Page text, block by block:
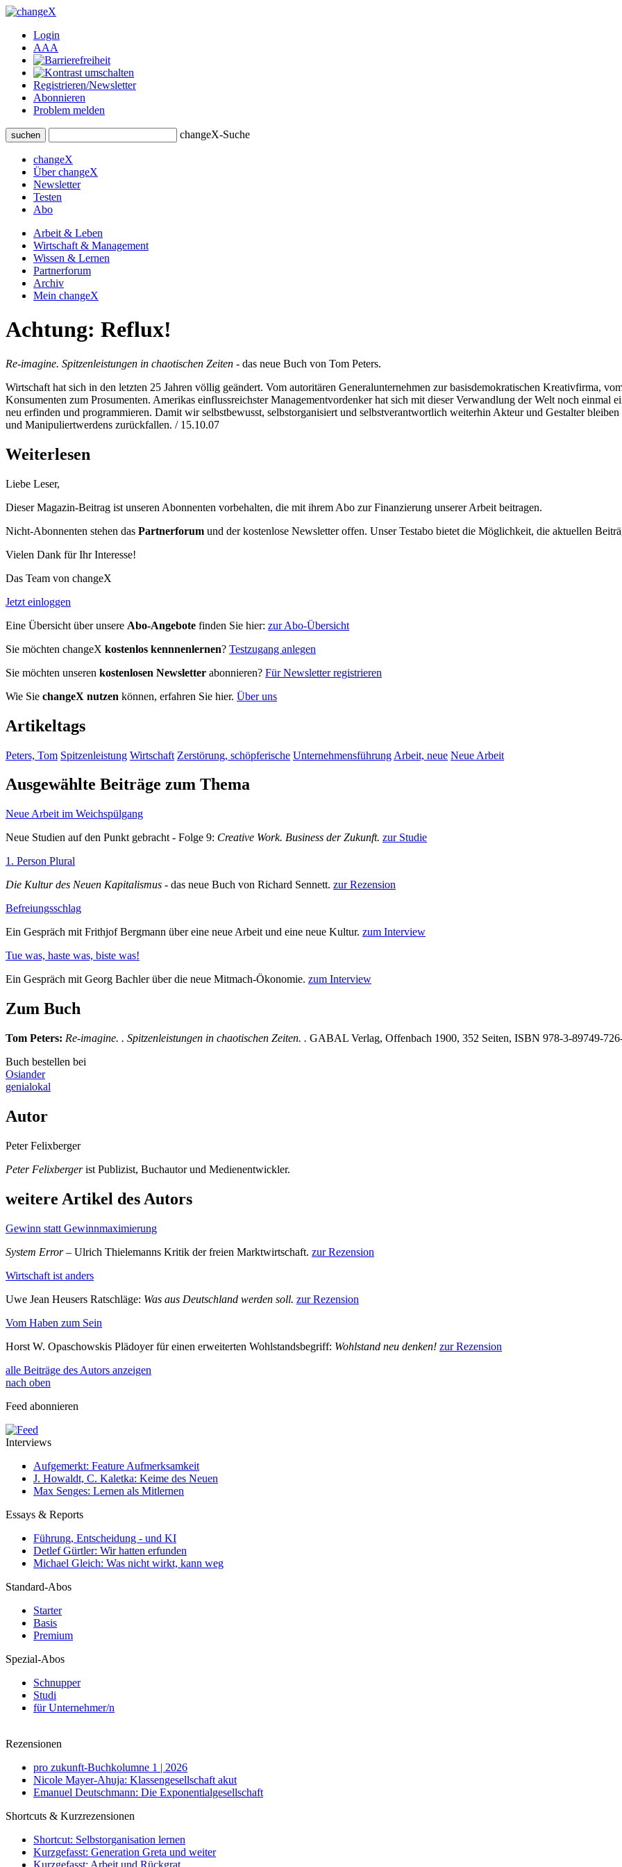
Login
AAA
Registrieren/Newsletter
Abonnieren
Problem melden
suchen changeX-Suche
changeX
Über changeX
Newsletter
Testen
Abo
Arbeit & Leben
Wirtschaft & Management
Wissen & Lernen
Partnerforum
Archiv
Mein changeX
Achtung: Reflux!
Re-imagine. Spitzenleistungen in chaotischen Zeiten - das neue Buch von Tom Peters.
Wirtschaft hat sich in den letzten 25 Jahren völlig geändert. Vom autoritären Generalunternehmen zur basisdemokratischen Kreativfirma,
Konsumenten zum Prosumenten. Amerikas einflussreichster Managementvordenker hat sich mit dieser Verwandlung der Welt noch einmal
neu erfinden und programmieren. Damit wir selbstbewusst, selbstorganisiert und selbstverantwortlich weiterhin Akteur und Gestalter
und Manipuliertwerdens zurückfallen. / 15.10.07
Weiterlesen
Liebe Leser,
Dieser Magazin-Beitrag ist unseren Abonnenten vorbehalten, die mit ihrem Abo zur Finanzierung unserer Arbeit beitragen.
Nicht-Abonnenten stehen das Partnerforum und der kostenlose Newsletter offen. Unser Testabo bietet die Möglichkeit, die aktuellen
Vielen Dank für Ihr Interesse!
Das Team von changeX
Jetzt einloggen
Eine Übersicht über unsere Abo-Angebote finden Sie hier: zur Abo-Übersicht
Sie möchten changeX kostenlos kennnenlernen? Testzugang anlegen
Sie möchten unseren kostenlosen Newsletter abonnieren? Für Newsletter registrieren
Wie Sie changeX nutzen können, erfahren Sie hier. Über uns
Artikeltags
Peters, Tom Spitzenleistung Wirtschaft Zerstörung, schöpferische Unternehmensführung Arbeit, neue Neue Arbeit
Ausgewählte Beiträge zum Thema
Neue Arbeit im Weichspülgang
Neue Studien auf den Punkt gebracht - Folge 9: Creative Work. Business der Zukunft. zur Studie
1. Person Plural
Die Kultur des Neuen Kapitalismus - das neue Buch von Richard Sennett. zur Rezension
Befreiungsschlag
Ein Gespräch mit Frithjof Bergmann über eine neue Arbeit und eine neue Kultur. zum Interview
Tue was, haste was, biste was!
Ein Gespräch mit Georg Bachler über die neue Mitmach-Ökonomie. zum Interview
Zum Buch
Tom Peters: Re-imagine. . Spitzenleistungen in chaotischen Zeiten. . GABAL Verlag, Offenbach 1900, 352 Seiten, ISBN 978-3-89749-
Buch bestellen bei
Osiander
genialokal
Autor
Peter Felixberger
Peter Felixbergerist Publizist, Buchautor und Medienentwickler.
weitere Artikel des Autors
Gewinn statt Gewinnmaximierung
System Error– Ulrich Thielemanns Kritik der freien Marktwirtschaft. zur Rezension
Wirtschaft ist anders
Uwe Jean Heusers Ratschläge: Was aus Deutschland werden soll. zur Rezension
Vom Haben zum Sein
Horst W. Opaschowskis Plädoyer für einen erweiterten Wohlstandsbegriff: Wohlstand neu denken! zur Rezension
alle Beiträge des Autors anzeigen
nach oben
Feed abonnieren
Interviews
Aufgemerkt: Feature Aufmerksamkeit
J. Howaldt, C. Kaletka: Keime des Neuen
Max Senges: Lernen als Mitlernen
Essays & Reports
Führung, Entscheidung - und KI
Detlef Gürtler: Wir hatten erfunden
Michael Gleich: Was nicht wirkt, kann weg
Standard-Abos
Starter
Basis
Premium
Spezial-Abos
Schnupper
Studi
für Unternehmer/n
Rezensionen
pro zukunft-Buchkolumne 1 | 2026
Nicole Mayer-Ahuja: Klassengesellschaft akut
Emanuel Deutschmann: Die Exponentialgesellschaft
Shortcuts & Kurzrezensionen
Shortcut: Selbstorganisation lernen
Kurzgefasst: Generation Greta und weiter
Kurzgefasst: Arbeit und Rückgrat